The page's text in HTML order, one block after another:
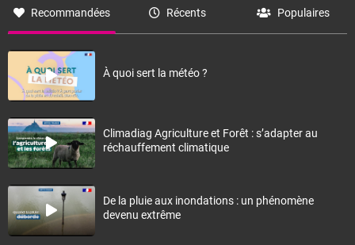
Recommandées Récents Populaires
À quoi sert la météo ?
Climadiag Agriculture et Forêt : s’adapter au
réchauffement climatique
De la pluie aux inondations : un phénomène
devenu extrême